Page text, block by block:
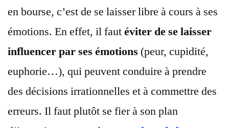
en bourse, c’est de se laisser libre à cours à ses
émotions. En effet, il fautéviter de se laisser
influencer par ses émotions (peur, cupidité,
euphorie…), qui peuvent conduire à prendre
des décisions irrationnelles et à commettre des
erreurs. Il faut plutôt se fier à son plan